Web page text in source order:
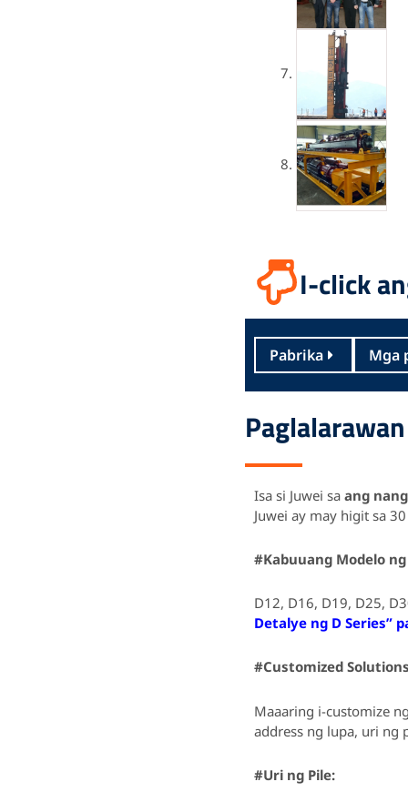
I-click
Pabrika Mga
Paglalarawan
Isa si Juwei sa ang
Juwei ay may higit sa
#Kabuuang Modelo
D12, D16, D19, D25,
Detalye ng D Series”
#Customized
Maaaring i-customize
address ng lupa, uri ng
#Uri ng Pile: